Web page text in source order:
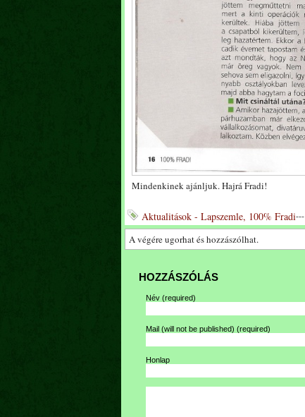
Mindenkinek ajánljuk. Hajrá Fradi!
Aktualitások - Lapszemle, 100% Fradi---
A végére ugorhat és hozzászólhat.
HOZZÁSZÓLÁS
Név (required)
Mail (will not be published) (required)
Honlap